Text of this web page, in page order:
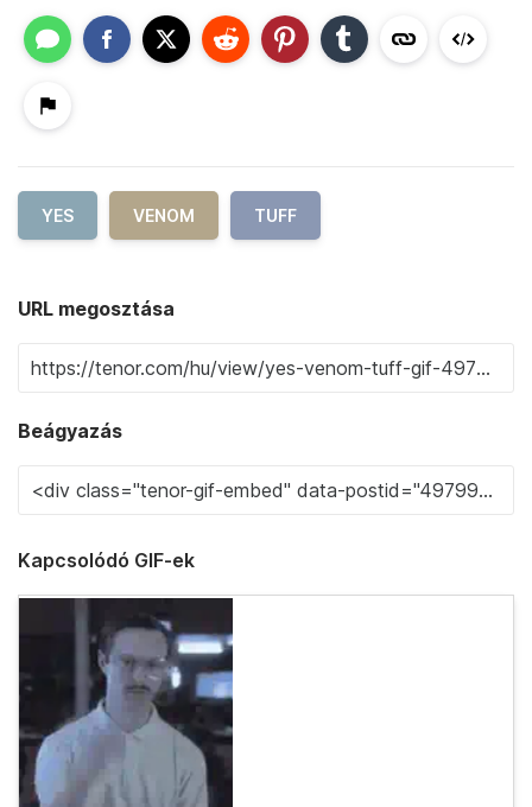
YES VENOM TUFF
URL megosztása
Beágyazás
Kapcsolódó GIF-ek